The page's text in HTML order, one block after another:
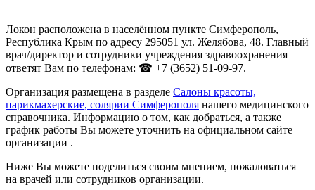
Локон расположена в населённом пункте Симферополь,
Республика Крым по адресу 295051 ул. Желябова, 48. Главный
врач/директор и сотрудники учреждения здравоохранения
ответят Вам по телефонам: ☎ +7 (3652) 51-09-97.
Организация размещена в разделе Салоны красоты,
парикмахерские, солярии Симферополя нашего медицинского
справочника. Информацию о том, как добраться, а также
график работы Вы можете уточнить на официальном сайте
организации .
Ниже Вы можете поделиться своим мнением, пожаловаться
на врачей или сотрудников организации.